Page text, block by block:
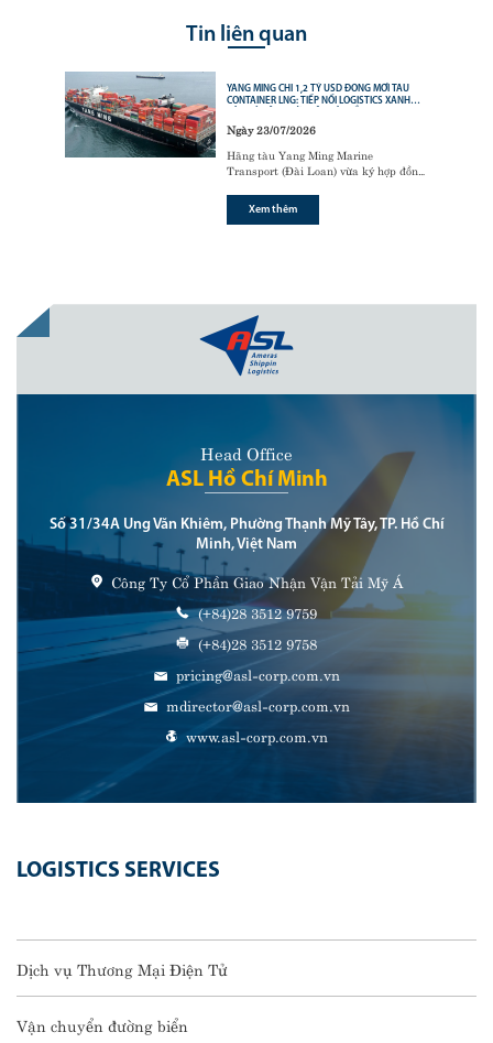
Tin liên quan
YANG MING CHI 1,2 TỶ USD ĐÓNG MỚI TÀU
CONTAINER LNG: TIẾP NỐI LOGISTICS XANH
Ngày 23/07/2026
Hãng tàu Yang Ming Marine
Transport (Đài Loan) vừa ký hợp đồng
(Hàn Quốc) để đóng mới
container sử dụng động cơ nhiên liệu
Xem thêm
Head Office
ASL Hồ Chí Minh
Số 31/34A Ung Văn Khiêm, Phường Thạnh Mỹ Tây, TP. Hồ Chí
Minh, Việt Nam
Công Ty Cổ Phần Giao Nhận Vận Tải Mỹ Á
(+84)28 3512 9759
(+84)28 3512 9758
pricing@asl-corp.com.vn
mdirector@asl-corp.com.vn
www.asl-corp.com.vn
LOGISTICS SERVICES
Dịch vụ Thương Mại Điện Tử
Vận chuyển đường biển